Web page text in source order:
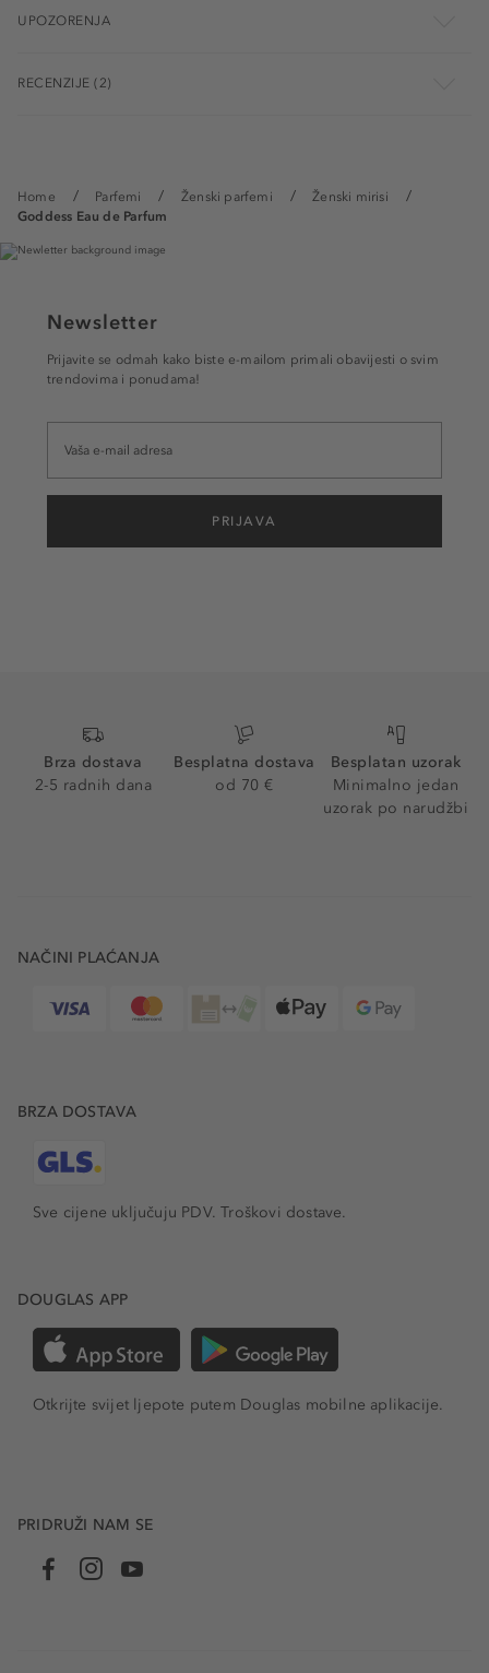
Home Parfemi Ženski parfemi
Ženski mirisi
Goddess Eau de Parfum
UPOZORENJA
RECENZIJE (2)
Newsletter
Prijavite se odmah kako biste e-mailom primali obavijesti o svim
trendovima i ponudama!
PRIJAVA
Brza dostava
2-5 radnih dana
Besplatna dostava
od 70 €
Besplatan uzorak
Minimalno jedan
uzorak po narudžbi
NAČINI PLAĆANJA
BRZA DOSTAVA
Sve cijene uključuju PDV.Troškovi dostave.
DOUGLAS APP
Otkrijte svijet ljepote putem Douglas mobilne aplikacije.
PRIDRUŽI NAM SE